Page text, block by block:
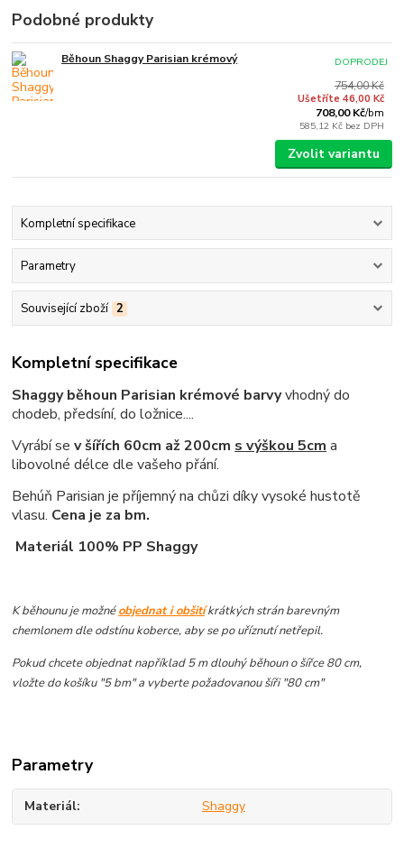
Podobné produkty
Běhoun Shaggy Parisian krémový
754,00 Kč
Ušetříte 46,00 Kč
708,00 Kč/bm
585,12 Kč bez DPH
DOPRODEJ
Zvolit variantu
Kompletní specifikace
Parametry
Související zboží 2
Kompletní specifikace
Shaggy běhoun Parisian krémové barvyvhodný do
chodeb, předsíní, do ložnice....
Vyrábí sev šířích 60cm až 200cm s výškou 5cm a
libovolné délce dle vašeho přání.
Behúň Parisian je příjemný na chůzi díky vysoké hustotě
vlasu. Cena je za bm.
Materiál 100% PP Shaggy
K běhounu je možnéobjednat i obšitíkrátkých strán barevným
chemlonem dle odstínu koberce, aby se po uříznutí netřepil.
Pokud chcete objednat například 5 m dlouhý běhoun o šířce 80 cm,
vložte do košíku "5 bm" a vyberte požadovanou šíři "80 cm"
Parametry
Materiál Shaggy